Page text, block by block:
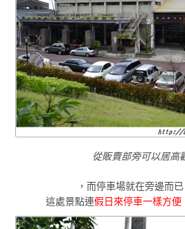
從販賣部旁可以居高
，而停車場就在旁邊而已
這處景點連假日來停車一樣方便